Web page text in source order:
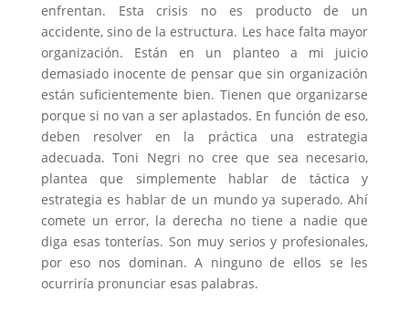
enfrentan. Esta crisis no es producto de un
accidente, sino de la estructura. Les hace falta mayor
organización. Están en un planteo a mi juicio
demasiado inocente de pensar que sin organización
están suficientemente bien. Tienen que organizarse
porque si no van a ser aplastados. En función de eso,
deben resolver en la práctica una estrategia
adecuada. Toni Negri no cree que sea necesario,
plantea que simplemente hablar de táctica y
estrategia es hablar de un mundo ya superado. Ahí
comete un error, la derecha no tiene a nadie que
diga esas tonterías. Son muy serios y profesionales,
por eso nos dominan. A ninguno de ellos se les
ocurriría pronunciar esas palabras.